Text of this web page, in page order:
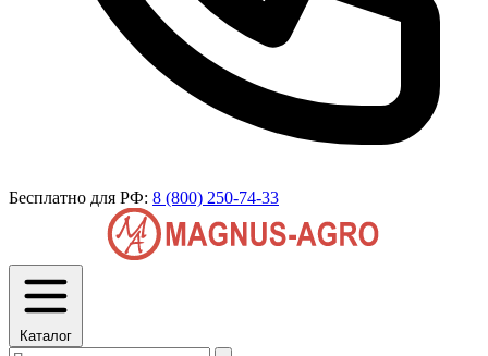
Бесплатно для РФ: 8 (800) 250-74-33
Каталог